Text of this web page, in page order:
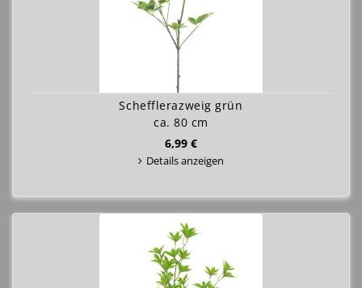
Schefflerazweig grün
ca. 80 cm
6,99 €
Details anzeigen